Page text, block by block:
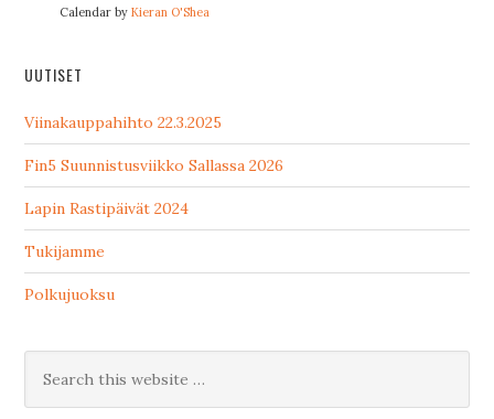
Calendar byKieran O'Shea
UUTISET
Viinakauppahihto 22.3.2025
Fin5 Suunnistusviikko Sallassa 2026
Lapin Rastipäivät 2024
Tukijamme
Polkujuoksu